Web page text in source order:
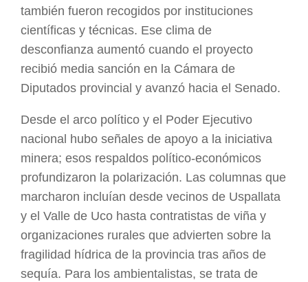
también fueron recogidos por instituciones
científicas y técnicas. Ese clima de
desconfianza aumentó cuando el proyecto
recibió media sanción en la Cámara de
Diputados provincial y avanzó hacia el Senado.
Desde el arco político y el Poder Ejecutivo
nacional hubo señales de apoyo a la iniciativa
minera; esos respaldos político-económicos
profundizaron la polarización. Las columnas que
marcharon incluían desde vecinos de Uspallata
y el Valle de Uco hasta contratistas de viña y
organizaciones rurales que advierten sobre la
fragilidad hídrica de la provincia tras años de
sequía. Para los ambientalistas, se trata de